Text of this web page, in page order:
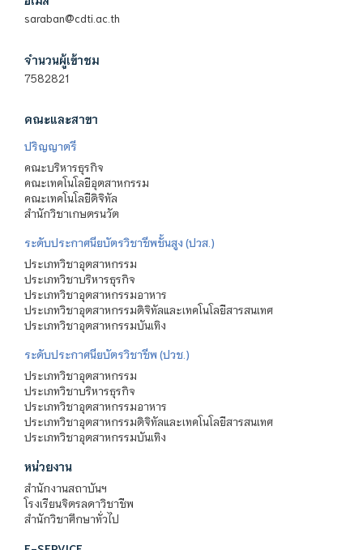
saraban@cdti.ac.th
จำนวนผู้เข้าชม
7582821
คณะและสาขา
ปริญญาตรี
คณะบริหารธุรกิจ
คณะเทคโนโลยีอุตสาหกรรม
คณะเทคโนโลยีดิจิทัล
สำนักวิชาเกษตรนวัต
ระดับประกาศนียบัตรวิชาชีพชั้นสูง (ปวส.)
ประเภทวิชาอุตสาหกรรม
ประเภทวิชาบริหารธุรกิจ
ประเภทวิชาอุตสาหกรรมอาหาร
ประเภทวิชาอุตสาหกรรมดิจิทัลและเทคโนโลยีสารสนเทศ
ประเภทวิชาอุตสาหกรรมบันเทิง
ระดับประกาศนียบัตรวิชาชีพ (ปวช.)
ประเภทวิชาอุตสาหกรรม
ประเภทวิชาบริหารธุรกิจ
ประเภทวิชาอุตสาหกรรมอาหาร
ประเภทวิชาอุตสาหกรรมดิจิทัลและเทคโนโลยีสารสนเทศ
ประเภทวิชาอุตสาหกรรมบันเทิง
หน่วยงาน
สำนักงานสถาบันฯ
โรงเรียนจิตรลดาวิชาชีพ
สำนักวิชาศึกษาทั่วไป